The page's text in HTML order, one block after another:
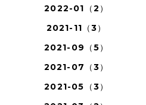
2022-01（2）
2021-11（3）
2021-09（5）
2021-07（3）
2021-05（3）